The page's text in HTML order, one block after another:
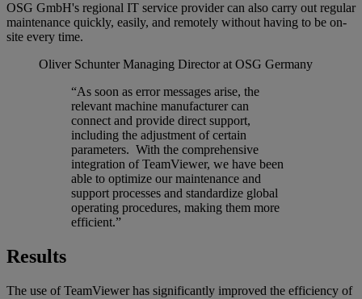
OSG GmbH's regional IT service provider can also carry out regular
maintenance quickly, easily, and remotely without having to be on-
site every time.
Oliver Schunter Managing Director at OSG Germany
“As soon as error messages arise, the
relevant machine manufacturer can
connect and provide direct support,
including the adjustment of certain
parameters. With the comprehensive
integration of TeamViewer, we have been
able to optimize our maintenance and
support processes and standardize global
operating procedures, making them more
efficient.”
Results
The use of TeamViewer has significantly improved the efficiency of